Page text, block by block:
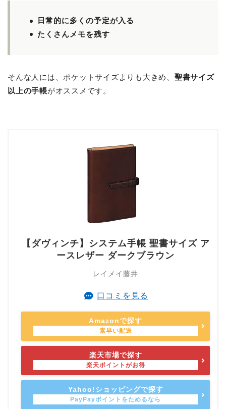
日常的に多くの予定が入る
たくさんメモを残す
そんな人には、ポケットサイズよりも大きめ、 聖書サイズ
以上の手帳がオススメです。
【ダヴィンチ】システム手帳 聖書サイズ ア
ースレザー ダークブラウン
レイメイ藤井
口コミを見る
Amazonで探す
楽天市場で探す
Yahoo!ショッピングで探す